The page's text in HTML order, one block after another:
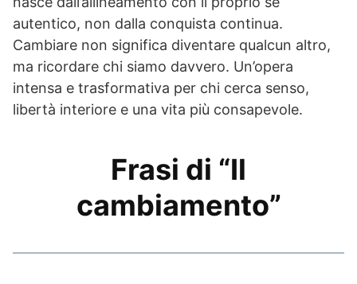
autentico, non dalla conquista continua.
Cambiare non significa diventare qualcun altro,
ma ricordare chi siamo davvero. Un’opera
intensa e trasformativa per chi cerca senso,
libertà interiore e una vita più consapevole.
Frasi di “Il
cambiamento”